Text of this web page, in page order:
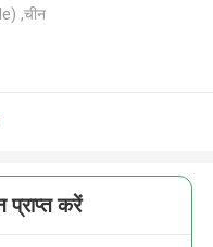
,चीन
प्राप्त करें